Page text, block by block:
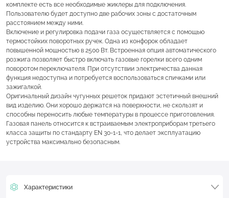
комплекте есть все необходимые жиклеры для подключения.
Пользователю будет доступно две рабочих зоны с достаточным
расстоянием между ними.
Включение и регулировка подачи газа осуществляется с помощью
термостойких поворотных ручек. Одна из конфорок обладает
повышенной мощностью в 2500 Вт. Встроенная опция автоматического
розжига позволяет быстро включать газовые горелки всего одним
поворотом переключателя. При отсутствии электричества данная
функция недоступна и потребуется воспользоваться спичками или
зажигалкой.
Оригинальный дизайн чугунных решеток придают эстетичный внешний
вид изделию. Они хорошо держатся на поверхности, не скользят и
способны переносить любые температуры в процессе приготовления.
Газовая панель относится к встраиваемым электроприборам третьего
класса защиты по стандарту EN 30-1-1, что делает эксплуатацию
устройства максимально безопасным.
Характеристики